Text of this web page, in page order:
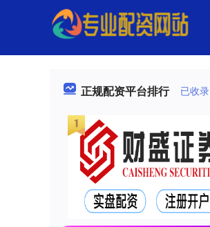
正规配资平台排行 已收录